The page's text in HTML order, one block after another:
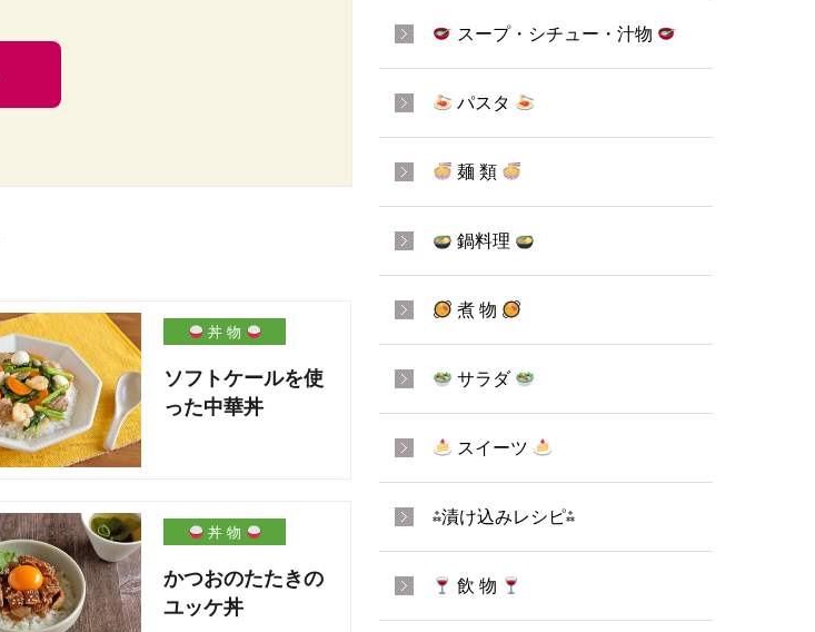
丼 物
ソフトケールを使
った中華丼
丼 物
かつおのたたきの
ユッケ丼
スープ・シチュー・汁物
パスタ
麺 類
鍋料理
煮 物
サラダ
スイーツ
⁂漬け込みレシピ⁂
飲 物